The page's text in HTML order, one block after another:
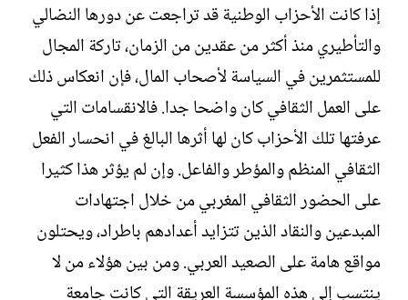
ا
ب
ي
خ
ل
إ
ن
ا
ء
إذا كانت الأحزاب الوطنية قد تراجعت عن دورها النضالي
والتأطيري منذ أكثر من عقدين من الزمان، تاركة المجال
للمستثمرين في السياسة لأصحاب المال، فإن انعكاس ذلك
على العمل الثقافي كان واضحا جدا. فالانقسامات التي
عرفتها تلك الأحزاب كان لها أثرها البالغ في انحسار الفعل
الثقافي المنظم والمؤطر والفاعل. وإن لم يؤثر هذا كثيرا
على الحضور الثقافي المغربي من خلال اجتهادات
المبدعين والنقاد الذين تتزايد أعدادهم باطراد، ويحتلون
مواقع هامة على الصعيد العربي. ومن بين هؤلاء من لا